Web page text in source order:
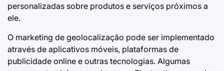
personalizadas sobre produtos e serviços próximos a
ele.
O marketing de geolocalização pode ser implementado
através de aplicativos móveis, plataformas de
publicidade online e outras tecnologias. Algumas